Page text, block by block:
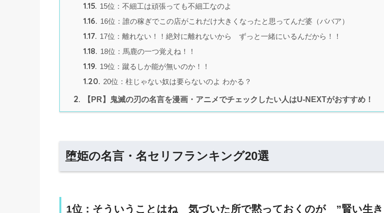
1.15. 15位：不細工は頑張っても不細工なのよ
1.16. 16位：誰の稼ぎでこの店がこれだけ大きくなったと思ってんだ婆（ババア）
1.17. 17位：離れない！！絶対に離れないから ずっと一緒にいるんだから！！
1.18. 18位：馬鹿の一つ覚えね！！
1.19. 19位：蹴るしか能が無いのか！！
1.20. 20位：柱じゃない奴は要らないのよ わかる？
2. 【PR】鬼滅の刃の名言を漫画・アニメでチェックしたい人はU-NEXTがおすすめ！
堕姫の名言・名セリフランキング20選
1位：そういうことはね 気づいた所で黙っておくのが ”賢い生き